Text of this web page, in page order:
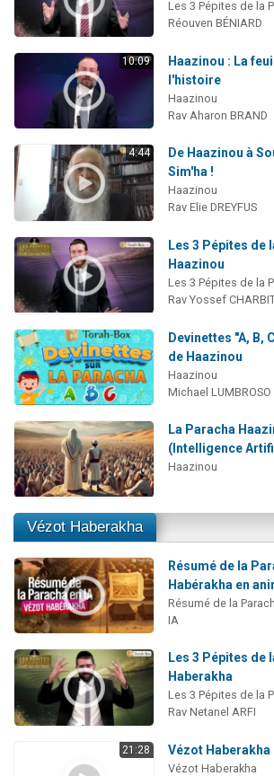
Les 3 Pépites de la
Réouven BÉNIARD
10:09
Haazinou : La
l'histoire
Haazinou
Rav Aharon BRAND
4:44
De Haazinou à
Sim'ha !
Haazinou
Rav Elie DREYFUS
Les 3 Pépites de
Haazinou
Les 3 Pépites de la
Rav Yossef
Devinettes "A, B,
de Haazinou
Haazinou
Michael LUMBROSO
La Paracha
(Intelligence
Haazinou
Vézot Haberakha
Résumé de la
Habérakha en
Résumé de la
IA
Les 3 Pépites de
Haberakha
Les 3 Pépites de la
Rav Netanel ARFI
21:28 Vézot Haberakha
Vézot Haberakha